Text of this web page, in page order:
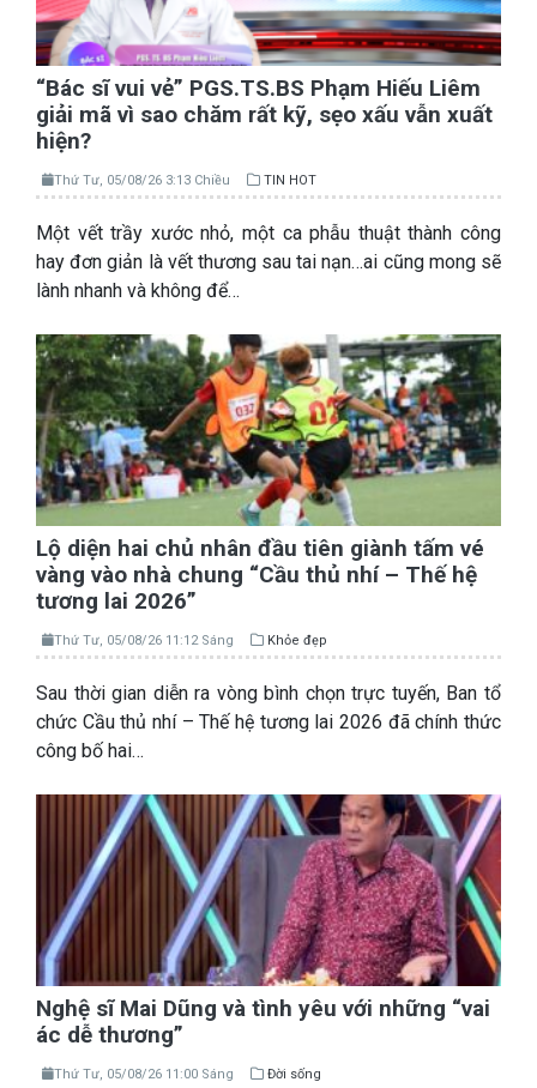
“Bác sĩ vui vẻ” PGS.TS.BS Phạm Hiếu Liêm
giải mã vì sao chăm rất kỹ, sẹo xấu vẫn xuất
hiện?
Thứ Tư, 05/08/26 3:13 Chiều TIN HOT
Một vết trầy xước nhỏ, một ca phẫu thuật thành công
hay đơn giản là vết thương sau tai nạn…ai cũng mong sẽ
lành nhanh và không để…
Lộ diện hai chủ nhân đầu tiên giành tấm vé
vàng vào nhà chung “Cầu thủ nhí – Thế hệ
tương lai 2026”
Thứ Tư, 05/08/26 11:12 Sáng Khỏe đẹp
Sau thời gian diễn ra vòng bình chọn trực tuyến, Ban tổ
chức Cầu thủ nhí – Thế hệ tương lai 2026 đã chính thức
công bố hai…
Nghệ sĩ Mai Dũng và tình yêu với những “vai
ác dễ thương”
Thứ Tư, 05/08/26 11:00 Sáng Đời sống